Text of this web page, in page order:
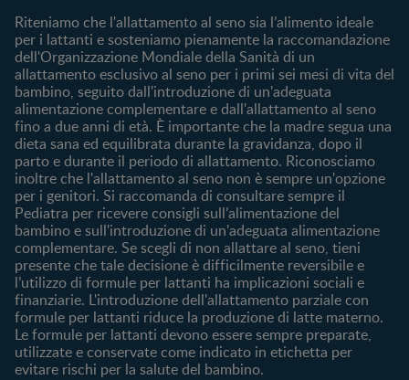
FAQ
Contattaci
Chi Siamo
Accedi/registrati
Acquista
Cerca prodotto
I nostri brand
Cerca un negozio
Riteniamo che l'allattamento al seno sia l’alimento ideale
per i lattanti e sosteniamo pienamente la raccomandazione
dell'Organizzazione Mondiale della Sanità di un
allattamento esclusivo al seno per i primi sei mesi di vita del
bambino, seguito dall'introduzione di un'adeguata
alimentazione complementare e dall'allattamento al seno
fino a due anni di età. È importante che la madre segua una
dieta sana ed equilibrata durante la gravidanza, dopo il
parto e durante il periodo di allattamento. Riconosciamo
inoltre che l'allattamento al seno non è sempre un'opzione
per i genitori. Si raccomanda di consultare sempre il
Pediatra per ricevere consigli sull’alimentazione del
bambino e sull'introduzione di un'adeguata alimentazione
complementare. Se scegli di non allattare al seno, tieni
presente che tale decisione è difficilmente reversibile e
l’utilizzo di formule per lattanti ha implicazioni sociali e
finanziarie. L'introduzione dell'allattamento parziale con
formule per lattanti riduce la produzione di latte materno.
Le formule per lattanti devono essere sempre preparate,
utilizzate e conservate come indicato in etichetta per
evitare rischi per la salute del bambino.